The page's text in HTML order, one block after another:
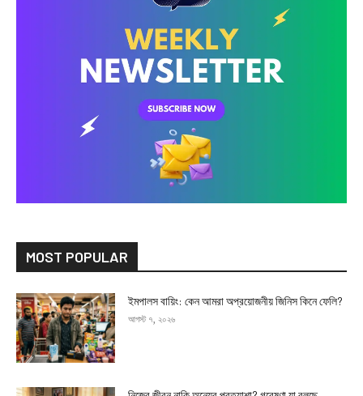
MOST POPULAR
ইমপালস বায়িং: কেন আমরা অপ্রয়োজনীয় জিনিস কিনে ফেলি?
আগস্ট ৭, ২০২৬